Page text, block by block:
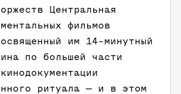
Центральная
фильмов
им 14-минутный
по большей части
ритуала — и в этом